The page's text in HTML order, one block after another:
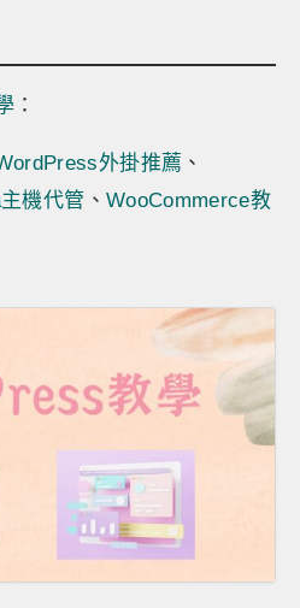
：
外掛推薦 、
機代管 、 WooCommerce教